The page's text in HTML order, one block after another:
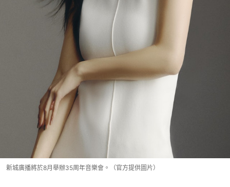
新城廣播將於8月舉辦35周年音樂會。（官方提供圖片）